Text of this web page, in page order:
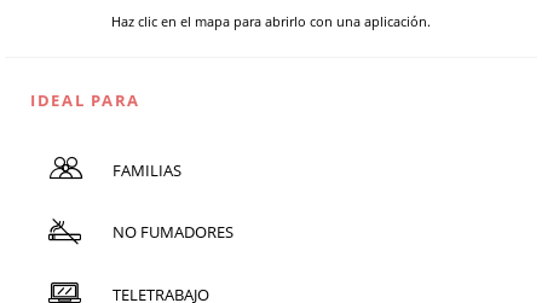
Haz clic en el mapa para abrirlo con una aplicación.
IDEAL PARA
FAMILIAS
NO FUMADORES
TELETRABAJO